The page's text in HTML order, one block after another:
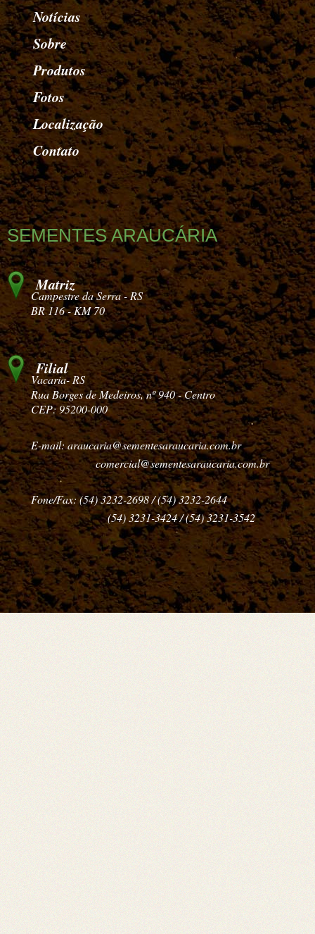
Notícias
Sobre
Produtos
Fotos
Localização
Contato
SEMENTES ARAUCÁRIA
Matriz
Campestre da Serra - RS
BR 116 - KM 70
Filial
Vacaria- RS
Rua Borges de Medeiros, nº 940 - Centro
CEP: 95200-000
E-mail: araucaria@sementesaraucaria.com.br
comercial@sementesaraucaria.com.br
Fone/Fax: (54) 3232-2698 / (54) 3232-2644
(54) 3231-3424 / (54) 3231-3542